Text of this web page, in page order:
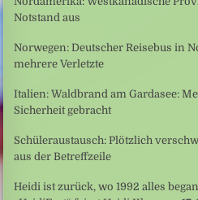
Notstand aus
Norwegen: Deutscher Reisebus in
mehrere Verletzte
Italien: Waldbrand am Gardasee:
Sicherheit gebracht
Schüleraustausch: Plötzlich
aus der Betreffzeile
Heidi ist zurück, wo 1992 alles